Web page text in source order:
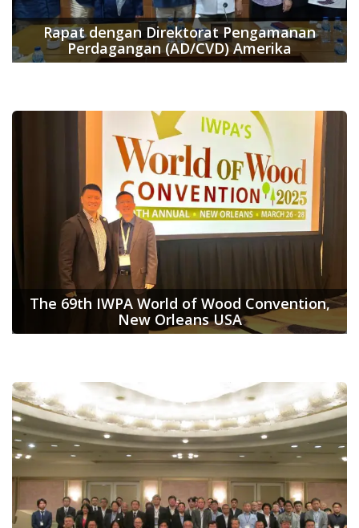
Rapat dengan Direktorat Pengamanan
Perdagangan (AD/CVD) Amerika
The 69th IWPA World of Wood Convention,
New Orleans USA